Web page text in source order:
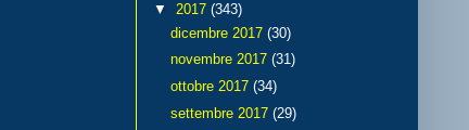
▼ 2017 (343)
dicembre 2017 (30)
novembre 2017 (31)
ottobre 2017 (34)
settembre 2017 (29)